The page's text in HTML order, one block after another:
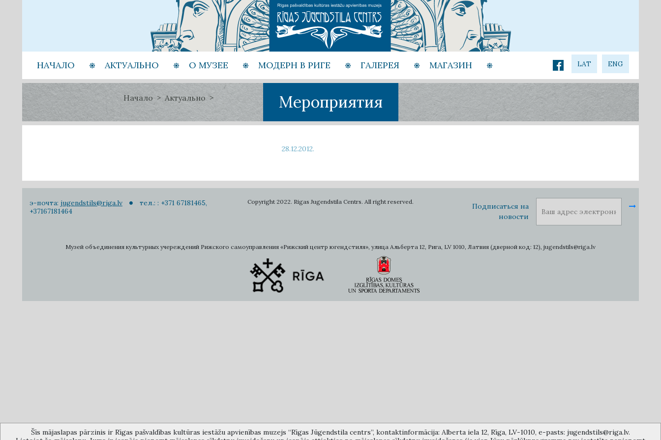
НАЧАЛО АКТУАЛЬНО О МУЗЕЕ МОДЕРН В РИГЕ ГАЛЕРЕЯ МАГАЗИН LAT ENG
Начало Актуально Мероприятия
28.12.2012.
э-почта: jugendstils@riga.lv
тел.: : +371 67181465,
+37167181464
Copyright 2022. Rigas Jugendstila Centrs. All right reserved.
Подписаться на
новости
Музей объединения культурных учереждений Рижского самоуправления «Рижский центр югендстиля», улица Альберта 12, Рига, LV 1010, Латвия (дверной код: 12), jugendstils@riga.lv
Šīs mājaslapas pārzinis ir Rīgas pašvaldības kultūras iestāžu apvienības muzejs “Rīgas Jūgendstila centrs”, kontaktinformācija: Alberta iela 12, Rīga, LV-1010, e-pasts: jugendstils@riga.lv.